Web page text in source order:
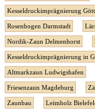
Kesseldruckimprägnierung
Rosenbogen Darmstadt
Nordik-Zaun Delmenhorst
Kesseldruckimprägnierung in
Altmarkzaun Ludwigshafen
Friesenzaun Magdeburg
Zaunbau Leimholz